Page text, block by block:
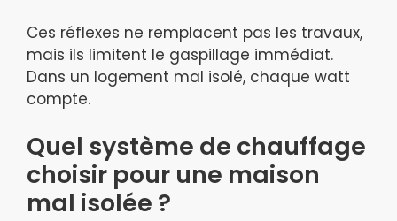
Ces réflexes ne remplacent pas les travaux,
mais ils limitent le gaspillage immédiat.
Dans un logement mal isolé, chaque watt
compte.
Quel système de chauffage
choisir pour une maison
mal isolée ?